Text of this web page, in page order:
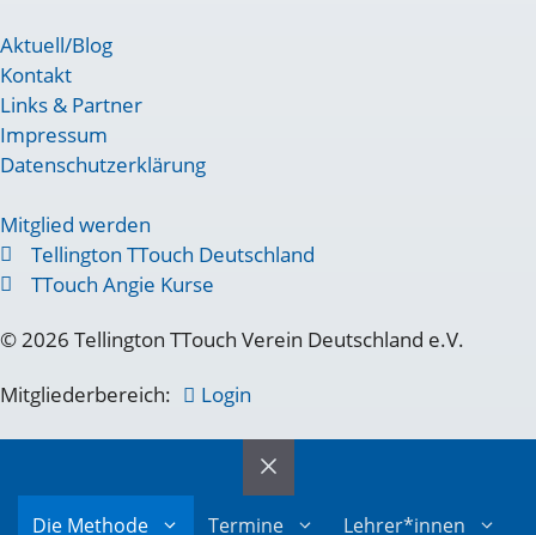
Aktuell/Blog
Kontakt
Links & Partner
Impressum
Datenschutzerklärung
Mitglied werden
Tellington TTouch Deutschland
TTouch Angie Kurse
© 2026 Tellington TTouch Verein Deutschland e.V.
Mitgliederbereich:
Login
Die Methode Termine Lehrer*innen